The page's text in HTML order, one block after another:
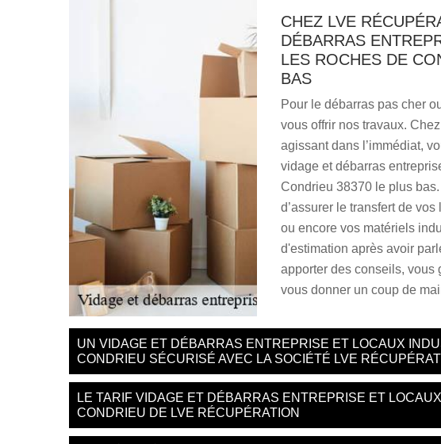
CHEZ LVE
DÉBARRAS
LES ROCHES DE
BAS
Pour le débarras pas cher
vous offrir nos travaux.
agissant dans l’immédiat,
vidage et débarras
Condrieu 38370 le plus
d’assurer le transfert de
ou encore vos matériels
d'estimation après avoir
apporter des conseils, vous
vous donner un coup de
UN VIDAGE ET DÉBARRAS ENTREPRISE ET LOCAUX
CONDRIEU SÉCURISÉ AVEC LA SOCIÉTÉ LVE
LE TARIF VIDAGE ET DÉBARRAS ENTREPRISE ET
CONDRIEU DE LVE RÉCUPÉRATION